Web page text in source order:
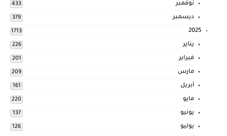
نوفمبر 433
ديسمبر 379
2025
1713
يناير 226
فبراير 201
مارس 209
أبريل 161
مايو 220
يونيو 137
يوليو 126